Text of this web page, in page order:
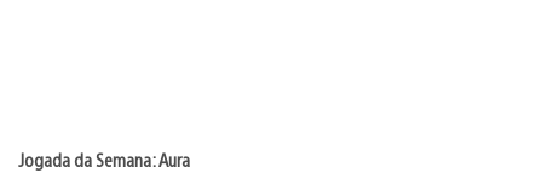
Jogada da Semana: Aura